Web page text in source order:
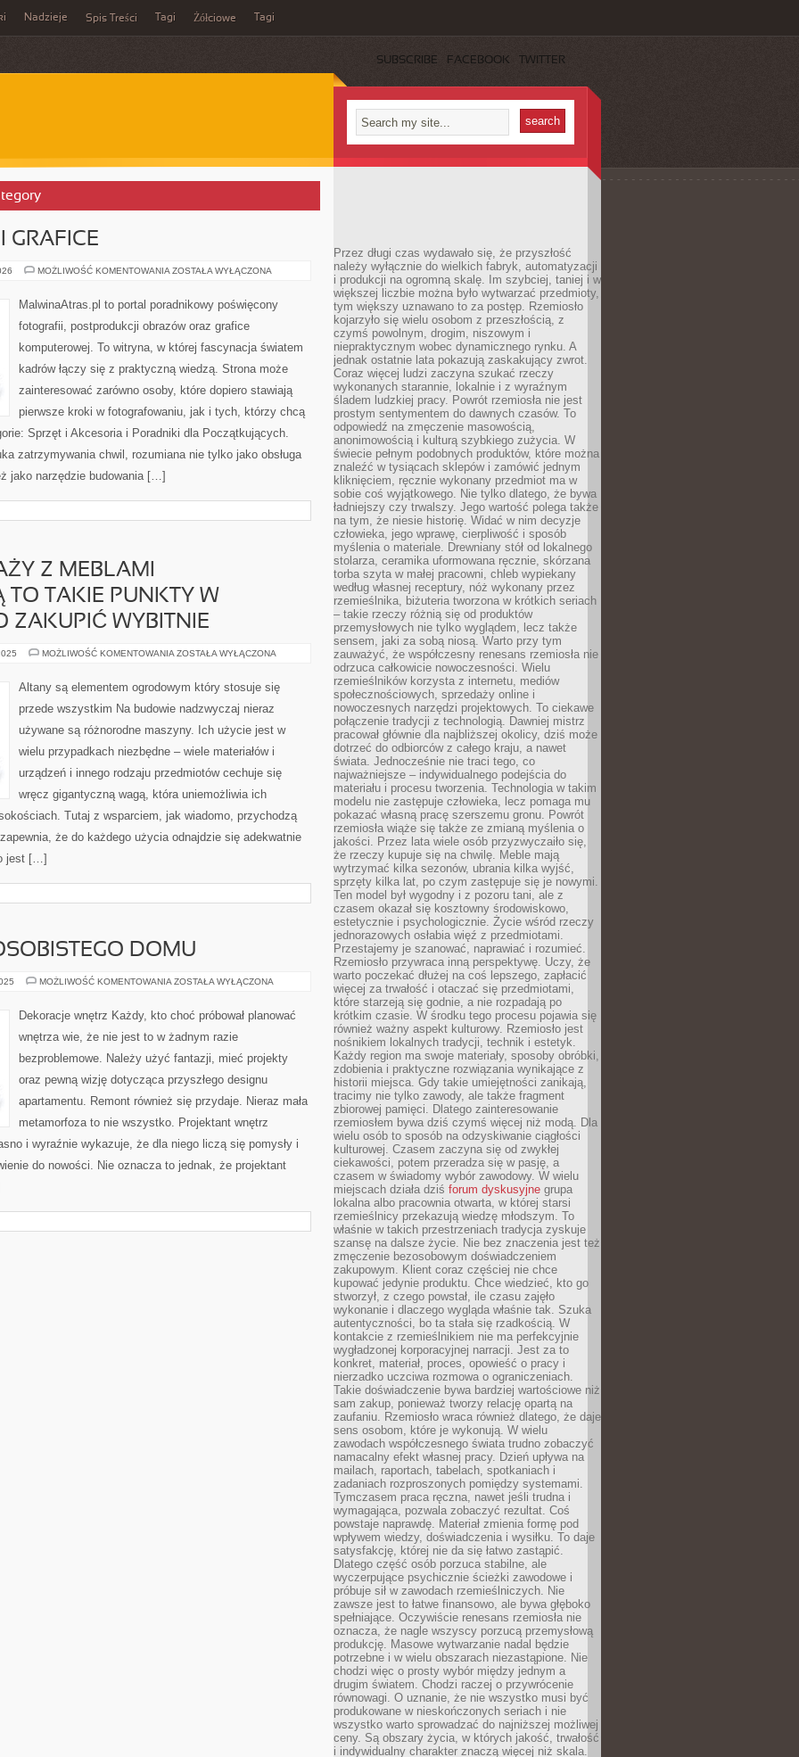
Nadzieje Spis Treści Tagi Żółciowe Tagi
SUBSCRIBE FACEBOOK TWITTER
GRAFICE
MOŻLIWOŚĆ KOMENTOWANIA AI
GRAFICE
ZOSTAŁA WYŁĄCZONA
MalwinaAtras.pl to portal poradnikowy poświęcony
fotografii, postprodukcji obrazów oraz grafice
komputerowej. To witryna, w której fascynacja światem
kadrów łączy się z praktyczną wiedzą. Strona może
zainteresować zarówno osoby, które dopiero stawiają
pierwsze kroki w fotografowaniu, jak i tych, którzy chcą
Sprzęt i Akcesoria i Poradniki dla Początkujących.
zatrzymywania chwil, rozumiana nie tylko jako obsługa
jako narzędzie budowania […]
Z MEBLAMI
TO TAKIE PUNKTY W
ZAKUPIĆ WYBITNIE
MOŻLIWOŚĆ KOMENTOWANIA PUNKTY
MEBLAMI
OGRODOWYMI
TO
PUNKTY
KTÓRYCH
ZAKUPIĆ
WYBITNIE
ZOSTAŁA WYŁĄCZONA
Altany są elementem ogrodowym który stosuje się
przede wszystkim Na budowie nadzwyczaj nieraz
używane są różnorodne maszyny. Ich użycie jest w
wielu przypadkach niezbędne – wiele materiałów i
urządzeń i innego rodzaju przedmiotów cechuje się
wręcz gigantyczną wagą, która uniemożliwia ich
Tutaj z wsparciem, jak wiadomo, przychodzą
że do każdego użycia odnajdzie się adekwatnie
jest […]
DOMU
MOŻLIWOŚĆ KOMENTOWANIA WYBUDOWANIE
ZOSTAŁA WYŁĄCZONA
Dekoracje wnętrz Każdy, kto choć próbował planować
wnętrza wie, że nie jest to w żadnym razie
bezproblemowe. Należy użyć fantazji, mieć projekty
oraz pewną wizję dotycząca przyszłego designu
apartamentu. Remont również się przydaje. Nieraz mała
metamorfoza to nie wszystko. Projektant wnętrz
i wyraźnie wykazuje, że dla niego liczą się pomysły i
do nowości. Nie oznacza to jednak, że projektant
Przez długi czas wydawało się, że przyszłość
należy wyłącznie do wielkich fabryk, automatyzacji
i produkcji na ogromną skalę. Im szybciej, taniej i w
większej liczbie można było wytwarzać przedmioty,
tym większy uznawano to za postęp. Rzemiosło
kojarzyło się wielu osobom z przeszłością, z
czymś powolnym, drogim, niszowym i
niepraktycznym wobec dynamicznego rynku. A
jednak ostatnie lata pokazują zaskakujący zwrot.
Coraz więcej ludzi zaczyna szukać rzeczy
wykonanych starannie, lokalnie i z wyraźnym
śladem ludzkiej pracy. Powrót rzemiosła nie jest
prostym sentymentem do dawnych czasów. To
odpowiedź na zmęczenie masowością,
anonimowością i kulturą szybkiego zużycia. W
świecie pełnym podobnych produktów, które można
znaleźć w tysiącach sklepów i zamówić jednym
kliknięciem, ręcznie wykonany przedmiot ma w
sobie coś wyjątkowego. Nie tylko dlatego, że bywa
ładniejszy czy trwalszy. Jego wartość polega także
na tym, że niesie historię. Widać w nim decyzje
człowieka, jego wprawę, cierpliwość i sposób
myślenia o materiale. Drewniany stół od lokalnego
stolarza, ceramika uformowana ręcznie, skórzana
torba szyta w małej pracowni, chleb wypiekany
według własnej receptury, nóż wykonany przez
rzemieślnika, biżuteria tworzona w krótkich seriach
– takie rzeczy różnią się od produktów
przemysłowych nie tylko wyglądem, lecz także
sensem, jaki za sobą niosą. Warto przy tym
zauważyć, że współczesny renesans rzemiosła nie
odrzuca całkowicie nowoczesności. Wielu
rzemieślników korzysta z internetu, mediów
społecznościowych, sprzedaży online i
nowoczesnych narzędzi projektowych. To ciekawe
połączenie tradycji z technologią. Dawniej mistrz
pracował głównie dla najbliższej okolicy, dziś może
dotrzeć do odbiorców z całego kraju, a nawet
świata. Jednocześnie nie traci tego, co
najważniejsze – indywidualnego podejścia do
materiału i procesu tworzenia. Technologia w takim
modelu nie zastępuje człowieka, lecz pomaga mu
pokazać własną pracę szerszemu gronu. Powrót
rzemiosła wiąże się także ze zmianą myślenia o
jakości. Przez lata wiele osób przyzwyczaiło się,
że rzeczy kupuje się na chwilę. Meble mają
wytrzymać kilka sezonów, ubrania kilka wyjść,
sprzęty kilka lat, po czym zastępuje się je nowymi.
Ten model był wygodny i z pozoru tani, ale z
czasem okazał się kosztowny środowiskowo,
estetycznie i psychologicznie. Życie wśród rzeczy
jednorazowych osłabia więź z przedmiotami.
Przestajemy je szanować, naprawiać i rozumieć.
Rzemiosło przywraca inną perspektywę. Uczy, że
warto poczekać dłużej na coś lepszego, zapłacić
więcej za trwałość i otaczać się przedmiotami,
które starzeją się godnie, a nie rozpadają po
krótkim czasie. W środku tego procesu pojawia się
również ważny aspekt kulturowy. Rzemiosło jest
nośnikiem lokalnych tradycji, technik i estetyk.
Każdy region ma swoje materiały, sposoby obróbki,
zdobienia i praktyczne rozwiązania wynikające z
historii miejsca. Gdy takie umiejętności zanikają,
tracimy nie tylko zawody, ale także fragment
zbiorowej pamięci. Dlatego zainteresowanie
rzemiosłem bywa dziś czymś więcej niż modą. Dla
wielu osób to sposób na odzyskiwanie ciągłości
kulturowej. Czasem zaczyna się od zwykłej
ciekawości, potem przeradza się w pasję, a
czasem w świadomy wybór zawodowy. W wielu
miejscach działa dziś forum dyskusyjne grupa
lokalna albo pracownia otwarta, w której starsi
rzemieślnicy przekazują wiedzę młodszym. To
właśnie w takich przestrzeniach tradycja zyskuje
szansę na dalsze życie. Nie bez znaczenia jest też
zmęczenie bezosobowym doświadczeniem
zakupowym. Klient coraz częściej nie chce
kupować jedynie produktu. Chce wiedzieć, kto go
stworzył, z czego powstał, ile czasu zajęło
wykonanie i dlaczego wygląda właśnie tak. Szuka
autentyczności, bo ta stała się rzadkością. W
kontakcie z rzemieślnikiem nie ma perfekcyjnie
wygładzonej korporacyjnej narracji. Jest za to
konkret, materiał, proces, opowieść o pracy i
nierzadko uczciwa rozmowa o ograniczeniach.
Takie doświadczenie bywa bardziej wartościowe niż
sam zakup, ponieważ tworzy relację opartą na
zaufaniu. Rzemiosło wraca również dlatego, że daje
sens osobom, które je wykonują. W wielu
zawodach współczesnego świata trudno zobaczyć
namacalny efekt własnej pracy. Dzień upływa na
mailach, raportach, tabelach, spotkaniach i
zadaniach rozproszonych pomiędzy systemami.
Tymczasem praca ręczna, nawet jeśli trudna i
wymagająca, pozwala zobaczyć rezultat. Coś
powstaje naprawdę. Materiał zmienia formę pod
wpływem wiedzy, doświadczenia i wysiłku. To daje
satysfakcję, której nie da się łatwo zastąpić.
Dlatego część osób porzuca stabilne, ale
wyczerpujące psychicznie ścieżki zawodowe i
próbuje sił w zawodach rzemieślniczych. Nie
zawsze jest to łatwe finansowo, ale bywa głęboko
spełniające. Oczywiście renesans rzemiosła nie
oznacza, że nagle wszyscy porzucą przemysłową
produkcję. Masowe wytwarzanie nadal będzie
potrzebne i w wielu obszarach niezastąpione. Nie
chodzi więc o prosty wybór między jednym a
drugim światem. Chodzi raczej o przywrócenie
równowagi. O uznanie, że nie wszystko musi być
produkowane w nieskończonych seriach i nie
wszystko warto sprowadzać do najniższej możliwej
ceny. Są obszary życia, w których jakość, trwałość
i indywidualny charakter znaczą więcej niż skala.